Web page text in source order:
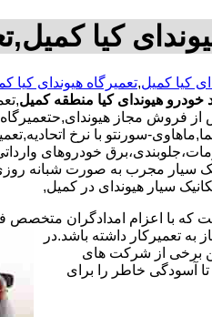
کیا
کیا کمیل,تعمیرگاه هیوندای کیا
خودرو هیوندای کیا منطقه کمیل
از فروش مجاز
سورنتو با نرخ
سیار مجرب به صورت شبانه
سیار هیوندای در کمیل,
که با اعزام امدادگران
تعمیرکار داشته باشد.در
برخی از شرکت های
آسودگی خاطر را برای